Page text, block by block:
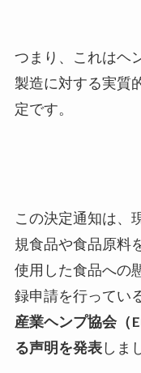
つまり、これはヘ
製造に対する実質
定です。
この決定通知は、
規食品や食品原料
使用した食品への
録申請を行ってい
産業ヘンプ協会（
る声明を発表しま